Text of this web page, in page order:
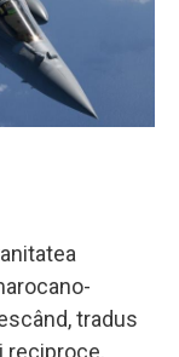
tradus
reciproce,